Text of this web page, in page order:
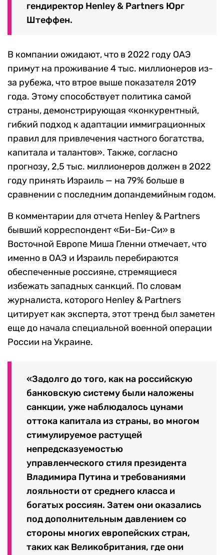
гендиректор Henley & Partners Юрг
Штеффен.
В компании ожидают, что в 2022 году ОАЭ
примут на проживание 4 тыс. миллионеров из-
за рубежа, что втрое выше показателя 2019
года. Этому способствует политика самой
страны, демонстрирующая «конкурентный,
гибкий подход к адаптации иммиграционных
правил для привлечения частного богатства,
капитала и талантов». Также, согласно
прогнозу, 2,5 тыс. миллионеров должен в 2022
году принять Израиль — на 79% больше в
сравнении с последним допандемийным годом.
В комментарии для отчета Henley & Partners
бывший корреспондент «Би-Би-Си» в
Восточной Европе Миша Гленни отмечает, что
именно в ОАЭ и Израиль перебираются
обеспеченные россияне, стремящиеся
избежать западных санкций. По словам
журналиста, которого Henley & Partners
цитирует как эксперта, этот тренд был заметен
еще до начала специальной военной операции
России на Украине.
«Задолго до того, как на российскую
банковскую систему были наложены
санкции, уже наблюдалось цунами
оттока капитала из страны, во многом
стимулируемое растущей
непредсказуемостью
управленческого стиля президента
Владимира Путина и требованиями
лояльности от среднего класса и
богатых россиян. Затем они оказались
под дополнительным давлением со
стороны многих европейских стран,
таких как Великобритания, где они